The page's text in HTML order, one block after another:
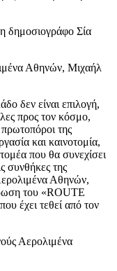
δημοσιογράφο Σία
Αθηνών, Μιχαήλ
δεν είναι επιλογή,
προς τον κόσμο,
της
και καινοτομία,
που θα συνεχίσει
συνθήκες της
Αθηνών,
του «ROUTE
έχει τεθεί από τον
Αερολιμένα